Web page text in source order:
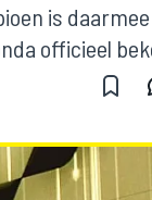
is
officieel